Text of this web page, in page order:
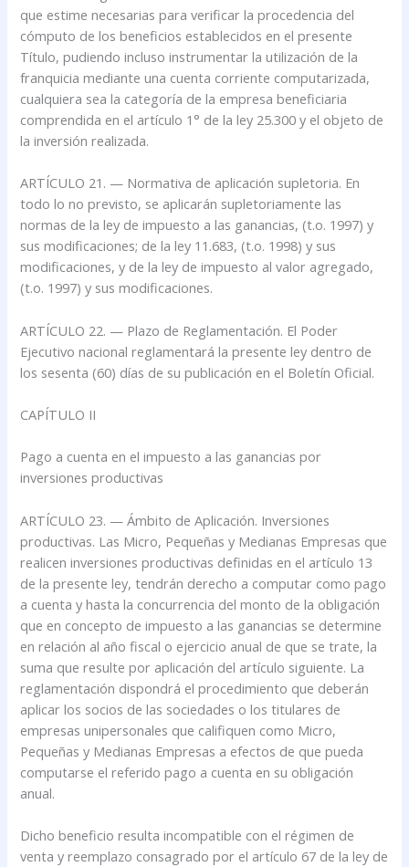
que estime necesarias para verificar la procedencia del
cómputo de los beneficios establecidos en el presente
Título, pudiendo incluso instrumentar la utilización de la
franquicia mediante una cuenta corriente computarizada,
cualquiera sea la categoría de la empresa beneficiaria
comprendida en el artículo 1° de la ley 25.300 y el objeto de
la inversión realizada.
ARTÍCULO 21. — Normativa de aplicación supletoria. En
todo lo no previsto, se aplicarán supletoriamente las
normas de la ley de impuesto a las ganancias, (t.o. 1997) y
sus modificaciones; de la ley 11.683, (t.o. 1998) y sus
modificaciones, y de la ley de impuesto al valor agregado,
(t.o. 1997) y sus modificaciones.
ARTÍCULO 22. — Plazo de Reglamentación. El Poder
Ejecutivo nacional reglamentará la presente ley dentro de
los sesenta (60) días de su publicación en el Boletín Oficial.
CAPÍTULO II
Pago a cuenta en el impuesto a las ganancias por
inversiones productivas
ARTÍCULO 23. — Ámbito de Aplicación. Inversiones
productivas. Las Micro, Pequeñas y Medianas Empresas que
realicen inversiones productivas definidas en el artículo 13
de la presente ley, tendrán derecho a computar como pago
a cuenta y hasta la concurrencia del monto de la obligación
que en concepto de impuesto a las ganancias se determine
en relación al año fiscal o ejercicio anual de que se trate, la
suma que resulte por aplicación del artículo siguiente. La
reglamentación dispondrá el procedimiento que deberán
aplicar los socios de las sociedades o los titulares de
empresas unipersonales que califiquen como Micro,
Pequeñas y Medianas Empresas a efectos de que pueda
computarse el referido pago a cuenta en su obligación
anual.
Dicho beneficio resulta incompatible con el régimen de
venta y reemplazo consagrado por el artículo 67 de la ley de